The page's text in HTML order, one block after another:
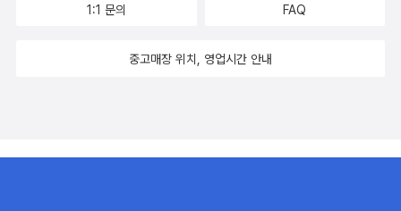
1:1 문의 FAQ
중고매장 위치, 영업시간 안내